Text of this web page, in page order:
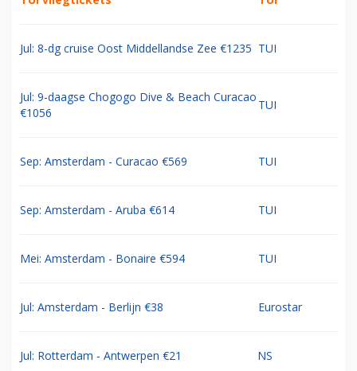
Jul: 8-dg cruise Oost Middellandse Zee €1235 TUI
Jul: 9-daagse Chogogo Dive & Beach Curacao
€1056
TUI
Sep: Amsterdam - Curacao €569 TUI
Sep: Amsterdam - Aruba €614 TUI
Mei: Amsterdam - Bonaire €594 TUI
Jul: Amsterdam - Berlijn €38 Eurostar
Jul: Rotterdam - Antwerpen €21 NS